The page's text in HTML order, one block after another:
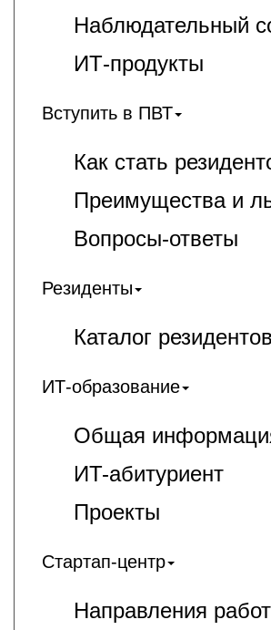
Наблюдательный
ИТ-продукты
Вступить в ПВТ
Как стать
Преимущества и
Вопросы-ответы
Резиденты
Каталог резидентов
ИТ-образование
Общая
ИT-абитуриент
Проекты
Стартап-центр
Направления